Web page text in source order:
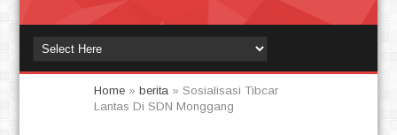
Home» berita» Sosialisasi Tibcar
Lantas Di SDN Monggang